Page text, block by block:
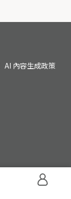
AI 內容生成政策